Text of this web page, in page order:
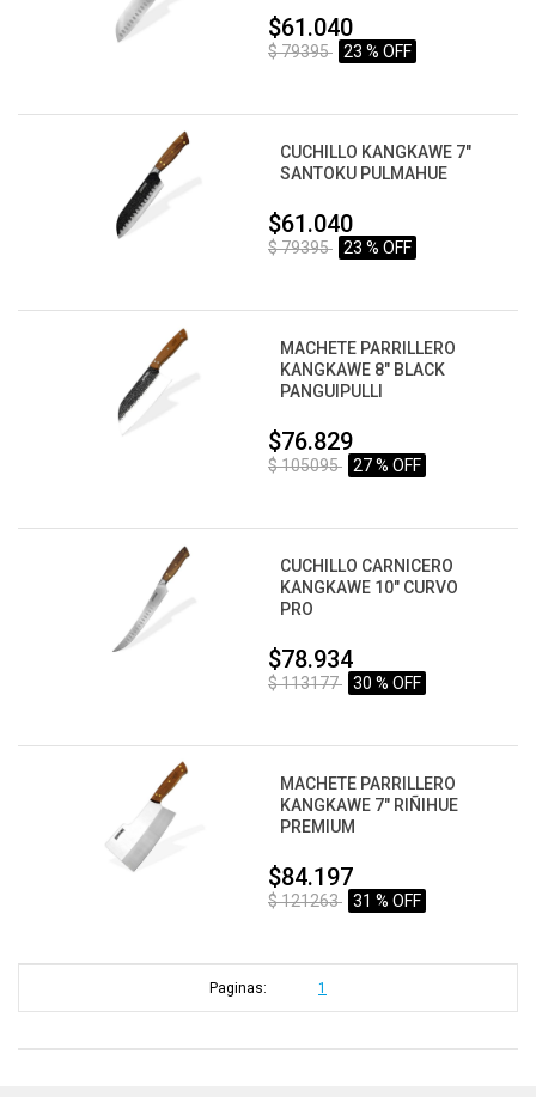
$61.040
$ 79395 23 % OFF
CUCHILLO KANGKAWE 7"
SANTOKU PULMAHUE
$61.040
$ 79395 23 % OFF
MACHETE PARRILLERO
KANGKAWE 8" BLACK
PANGUIPULLI
$76.829
$ 105095 27 % OFF
CUCHILLO CARNICERO
KANGKAWE 10" CURVO
PRO
$78.934
$ 113177 30 % OFF
MACHETE PARRILLERO
KANGKAWE 7" RIÑIHUE
PREMIUM
$84.197
$ 121263 31 % OFF
Paginas: 1